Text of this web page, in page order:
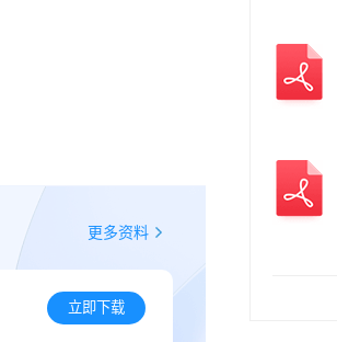
更多资料
立即下载